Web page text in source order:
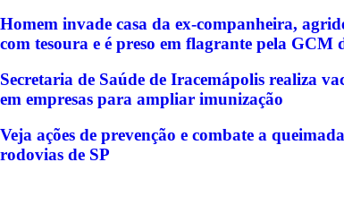
Homem invade casa da ex-companheira,
com tesoura e é preso em flagrante pela GCM
Secretaria de Saúde de Iracemápolis realiza
em empresas para ampliar imunização
Veja ações de prevenção e combate a
rodovias de SP